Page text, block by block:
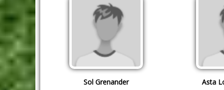
Sol Grenander Asta